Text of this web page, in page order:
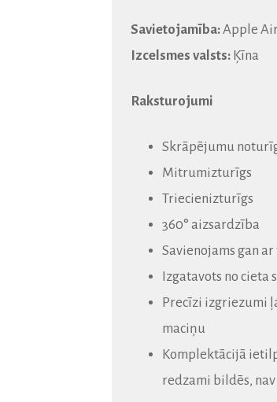
Savietojamība:Apple
Izcelsmes valsts: Ķīna
Raksturojumi
Skrāpējumu
Mitrumizturīgs
Triecienizturīgs
360° aizsardzība
Savienojams gan
Izgatavots no cieta
Precīzi izgriezumi
maciņu
Komplektācijā
redzami bildēs,